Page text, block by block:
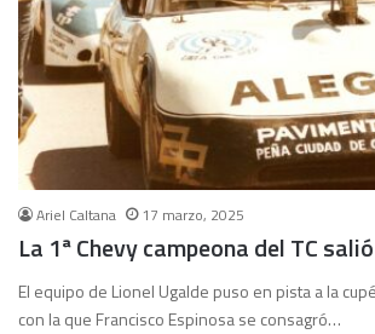
Ariel Caltana 17 marzo, 2025
La 1ª Chevy campeona del TC
El equipo de Lionel Ugalde puso en pista a la
con la que Francisco Espinosa se consagró…